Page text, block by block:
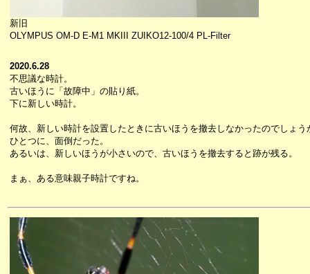
新旧
OLYMPUS OM-D E-M1 MKIII ZUIKO12-100/4 PL-Filter
2020.6.28
不思議な時計。
古いほうに「故障中」の貼り紙。
下に新しい時計。
何故、新しい時計を設置したときに古いほうを撤去しなかったのでしょう
ひとつに、面倒だった。
あるいは、新しいほうが小さいので、古いほうを撤去すると跡が残る。
まぁ、ある意味親子時計ですね。